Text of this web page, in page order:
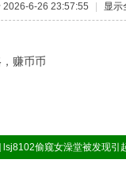
2026-6-26 23:57:55 显示
赚币币
lsj8102偷窥女澡堂被发现引